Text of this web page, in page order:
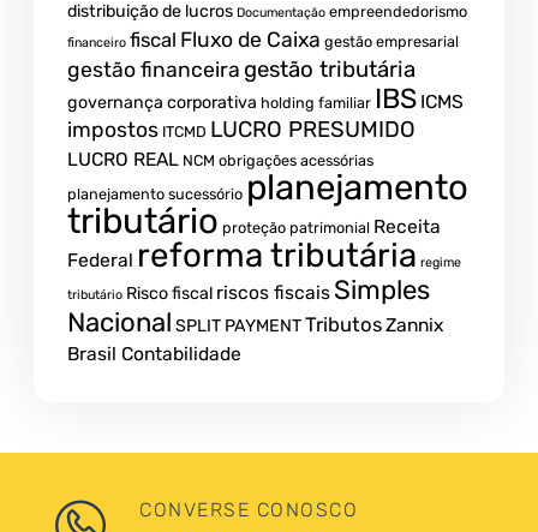
distribuição de lucros Documentação empreendedorismo
financeiro fiscal Fluxo de Caixa gestão empresarial
gestão financeira gestão tributária
governança corporativa holding familiar IBS ICMS
impostos ITCMD LUCRO PRESUMIDO
LUCRO REAL NCM obrigações acessórias
planejamento sucessório planejamento
tributário proteção patrimonial Receita
Federal reforma tributária regime
tributário Risco fiscal riscos fiscais Simples
Nacional SPLIT PAYMENTTributosZannix
Brasil Contabilidade
CONVERSE CONOSCO